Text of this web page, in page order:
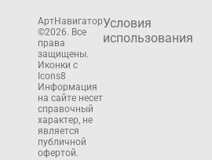
АртНавигатор
©2026. Все
права
защищены.
Иконки с
Icons8
Информация
на сайте несет
справочный
характер, не
является
публичной
офертой.
Условия
использования